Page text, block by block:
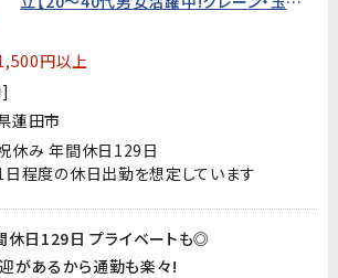
円以上
蓮田市
休み 年間休日129日
程度の休日出勤を想定しています
休日129日 プライベートも◎
があるから通勤も楽々!